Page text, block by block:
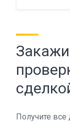
Получите все